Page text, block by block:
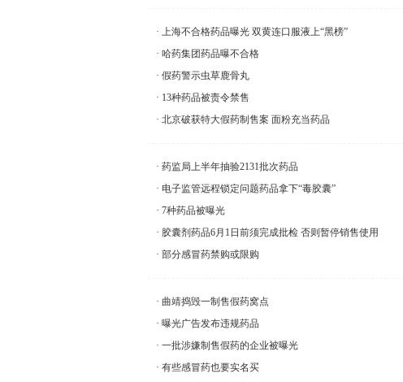
上海不合格药品曝光 双黄连口服液上“黑榜”
哈药集团药品曝不合格
假药警示虫草鹿骨丸
13种药品被责令禁售
北京破获特大假药制售案 面粉充当药品
药监局上半年抽验2131批次药品
电子监管远程锁定问题药品拿下“毒胶囊”
7种药品被曝光
胶囊剂药品6月1日前须完成批检 否则暂停销售使用
部分感冒药禁购或限购
曲靖捣毁一制售假药窝点
曝光广告发布违规药品
一批涉嫌制售假药的企业被曝光
有些感冒药也要实名买